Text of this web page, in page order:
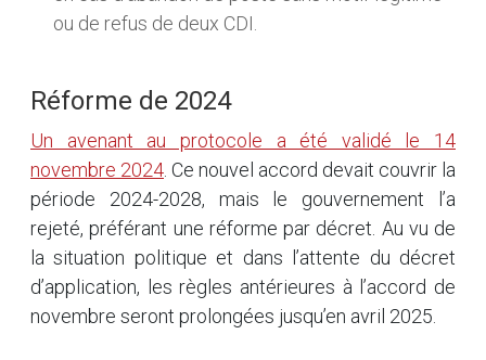
ou de refus de deux CDI.
Réforme de 2024
Un avenant au protocole a été validé le 14
novembre 2024 . Ce nouvel accord devait couvrir la
période 2024-2028, mais le gouvernement l’a
rejeté, préférant une réforme par décret. Au vu de
la situation politique et dans l’attente du décret
d’application, les règles antérieures à l’accord de
novembre seront prolongées jusqu’en avril 2025.